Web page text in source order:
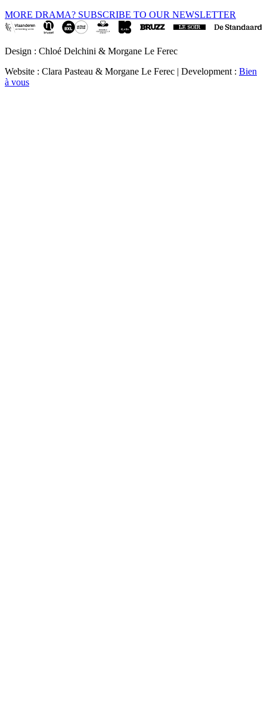
MORE DRAMA? SUBSCRIBE TO OUR NEWSLETTER
Design : Chloé Delchini & Morgane Le Ferec
Website : Clara Pasteau & Morgane Le Ferec | Development : Bien
à vous